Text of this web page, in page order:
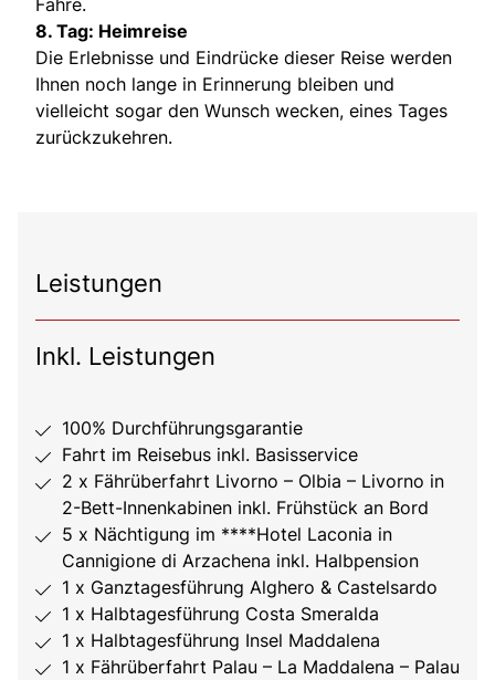
Fähre.
8. Tag: Heimreise
Die Erlebnisse und Eindrücke dieser Reise werden
Ihnen noch lange in Erinnerung bleiben und
vielleicht sogar den Wunsch wecken, eines Tages
zurückzukehren.
Leistungen
Inkl. Leistungen
100% Durchführungsgarantie
Fahrt im Reisebus inkl. Basisservice
2 x Fährüberfahrt Livorno – Olbia – Livorno in
2-Bett-Innenkabinen inkl. Frühstück an Bord
5 x Nächtigung im ****Hotel Laconia in
Cannigione di Arzachena inkl. Halbpension
1 x Ganztagesführung Alghero & Castelsardo
1 x Halbtagesführung Costa Smeralda
1 x Halbtagesführung Insel Maddalena
1 x Fährüberfahrt Palau – La Maddalena – Palau